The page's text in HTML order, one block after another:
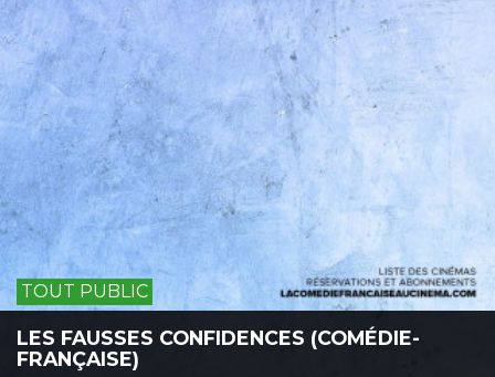
TOUT PUBLIC
LES FAUSSES CONFIDENCES (COMÉDIE-
FRANÇAISE)